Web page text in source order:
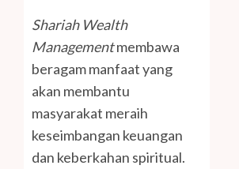
Shariah Wealth
Managementmembawa
beragam manfaat yang
akan membantu
masyarakat meraih
keseimbangan keuangan
dan keberkahan spiritual.